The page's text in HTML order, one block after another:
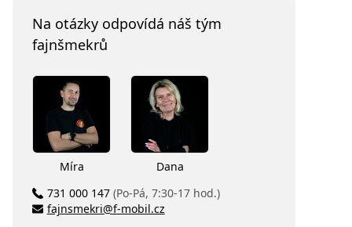
Na otázky odpovídá náš tým
fajnšmekrů
Míra
Dana
731 000 147 (Po-Pá, 7:30-17 hod.)
fajnsmekri@f-mobil.cz